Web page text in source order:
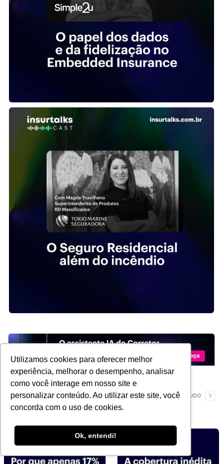
Utilizamos cookies para oferecer melhor
experiência, melhorar o desempenho, analisar
como você interage em nosso site e
personalizar conteúdo. Ao utilizar este site, você
concorda com o uso de cookies.
Ok, entendi!
YouTube VER TUDO